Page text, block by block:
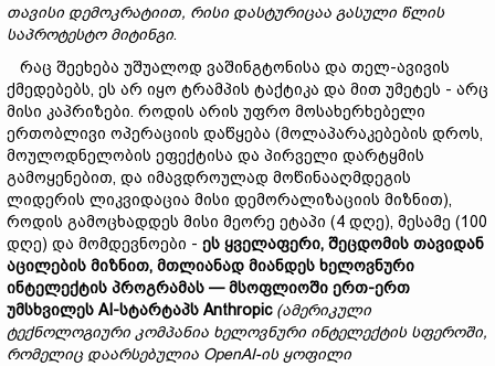
თავისი დემოკრატიით, რისი დასტურიცაა გასული წლის
საპროტესტო მიტინგი.
რაც შეეხება უშუალოდ ვაშინგტონისა და თელ-ავივის
ქმედებებს, ეს არ იყო ტრამპის ტაქტიკა და მით უმეტეს - არც
მისი კაპრიზები. როდის არის უფრო მოსახერხებელი
ერთობლივი ოპერაციის დაწყება (მოლაპარაკებების დროს,
მოულოდნელობის ეფექტისა და პირველი დარტყმის
გამოყენებით, და იმავდროულად მოწინააღმდეგის
ლიდერის ლიკვიდაცია მისი დემორალიზაციის მიზნით),
როდის გამოცხადდეს მისი მეორე ეტაპი (4 დღე), მესამე (100
დღე) და მომდევნოები - ეს ყველაფერი, შეცდომის თავიდან
აცილების მიზნით, მთლიანად მიანდეს ხელოვნური
ინტელექტის პროგრამას —მსოფლიოში ერთ-ერთ
უმსხვილეს AI-სტარტაპს Anthropic (ამერიკული
ტექნოლოგიური კომპანია ხელოვნური ინტელექტის სფეროში,
რომელიც დაარსებულია OpenAI-ის ყოფილი